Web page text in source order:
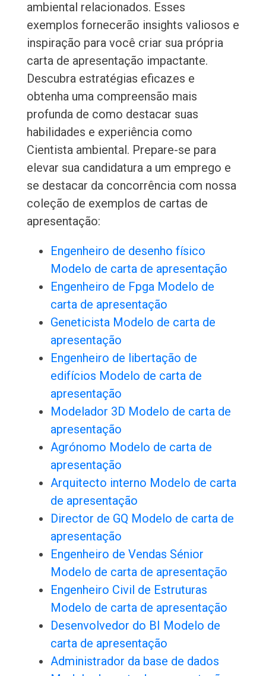
ambiental relacionados. Esses
exemplos fornecerão insights valiosos e
inspiração para você criar sua própria
carta de apresentação impactante.
Descubra estratégias eficazes e
obtenha uma compreensão mais
profunda de como destacar suas
habilidades e experiência como
Cientista ambiental. Prepare-se para
elevar sua candidatura a um emprego e
se destacar da concorrência com nossa
coleção de exemplos de cartas de
apresentação:
Engenheiro de desenho físico
Modelo de carta de apresentação
Engenheiro de Fpga Modelo de
carta de apresentação
Geneticista Modelo de carta de
apresentação
Engenheiro de libertação de
edifícios Modelo de carta de
apresentação
Modelador 3D Modelo de carta de
apresentação
Agrónomo Modelo de carta de
apresentação
Arquitecto interno Modelo de carta
de apresentação
Director de GQ Modelo de carta de
apresentação
Engenheiro de Vendas Sénior
Modelo de carta de apresentação
Engenheiro Civil de Estruturas
Modelo de carta de apresentação
Desenvolvedor do BI Modelo de
carta de apresentação
Administrador da base de dados